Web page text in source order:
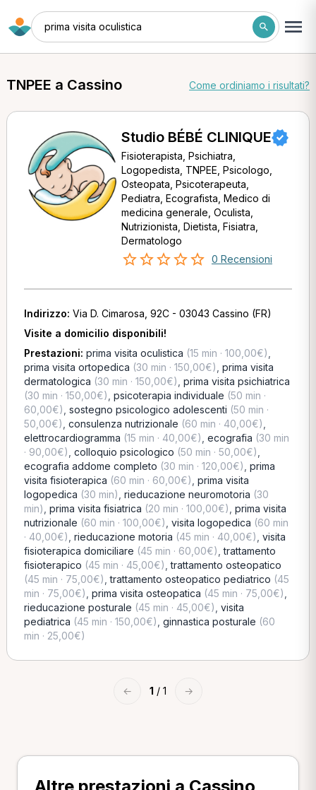
prima visita oculistica
TNPEE a Cassino Come ordiniamo i risultati?
Studio BÉBÉ CLINIQUE
Fisioterapista, Psichiatra,
Logopedista, TNPEE, Psicologo,
Osteopata, Psicoterapeuta,
Pediatra, Ecografista, Medico di
medicina generale, Oculista,
Nutrizionista, Dietista, Fisiatra,
Dermatologo
0 Recensioni
Indirizzo: Via D. Cimarosa, 92C - 03043 Cassino (FR)
Visite a domicilio disponibili!
Prestazioni: prima visita oculistica (15 min · 100,00€)
prima visita ortopedica (30 min · 150,00€) prima visita
dermatologica (30 min · 150,00€) prima visita psichiatrica
(30 min · 150,00€) psicoterapia individuale (50 min ·
60,00€) sostegno psicologico adolescenti (50 min ·
50,00€) consulenza nutrizionale (60 min · 40,00€)
elettrocardiogramma (15 min · 40,00€) ecografia (30 min
· 90,00€) colloquio psicologico (50 min · 50,00€)
ecografia addome completo (30 min · 120,00€) prima
visita fisioterapica (60 min · 60,00€) prima visita
logopedica (30 min) rieducazione neuromotoria (30
min) prima visita fisiatrica (20 min · 100,00€) prima visita
nutrizionale (60 min · 100,00€) visita logopedica (60 min
· 40,00€) rieducazione motoria (45 min · 40,00€) visita
fisioterapica domiciliare (45 min · 60,00€) ,trattamento
fisioterapico (45 min · 45,00€) ,trattamento osteopatico
(45 min · 75,00€) ,trattamento osteopatico pediatrico (45
min · 75,00€) prima visita osteopatica (45 min · 75,00€)
rieducazione posturale (45 min · 45,00€) visita
pediatrica (45 min · 150,00€) ginnastica posturale (60
min · 25,00€)
← 1 / 1 →